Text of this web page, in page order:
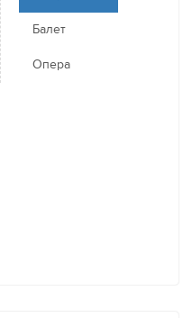
Балет
Опера